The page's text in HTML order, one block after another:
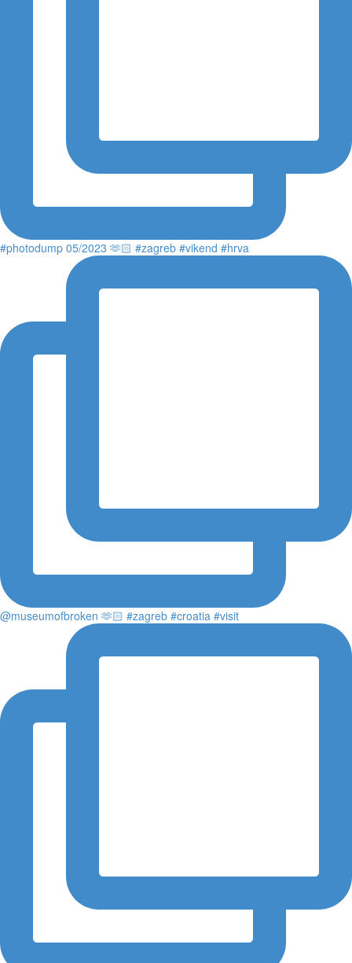
#photodump 05/2023 🫶🏻 #zagreb #vikend #hrva
@museumofbroken 🫶🏻 #zagreb #croatia #visit